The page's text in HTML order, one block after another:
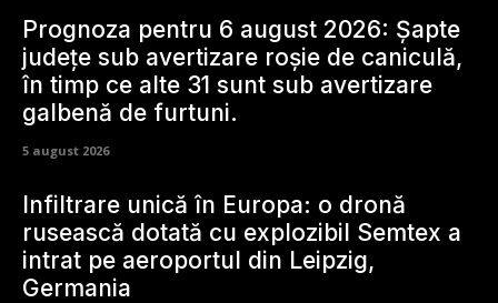
Prognoza pentru 6 august 2026: Șapte
județe sub avertizare roșie de caniculă,
în timp ce alte 31 sunt sub avertizare
galbenă de furtuni.
5 august 2026
Infiltrare unică în Europa: o dronă
rusească dotată cu explozibil Semtex a
intrat pe aeroportul din Leipzig,
Germania